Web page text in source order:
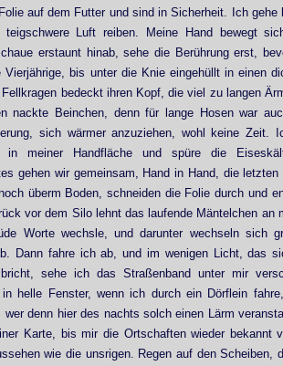
auf dem Futter und sind in Sicherheit. Ich gehe
Luft reiben. Meine Hand bewegt
erstaunt hinab, sehe die Berührung erst,
Vierjährige, bis unter die Knie eingehüllt in einen
bedeckt ihren Kopf, die viel zu langen
nackte Beinchen, denn für lange Hosen war
sich wärmer anzuziehen, wohl keine Zeit.
in meiner Handfläche und spüre die
gehen wir gemeinsam, Hand in Hand, die
überm Boden, schneiden die Folie durch und
vor dem Silo lehnt das laufende Mäntelchen an
Worte wechsle, und darunter wechseln sich
Dann fahre ich ab, und im wenigen Licht, das
bricht, sehe ich das Straßenband unter mir
helle Fenster, wenn ich durch ein Dörflein
wer denn hier des nachts solch einen Lärm
Karte, bis mir die Ortschaften wieder bekannt
wie die unsrigen. Regen auf den Scheiben,